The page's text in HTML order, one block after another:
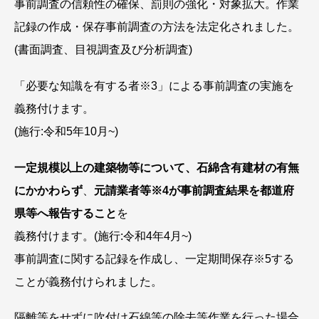
事前調査の信頼性の確保、罰則の強化・対象拡大。作業
記録の作成・保存事前調査の方法を法定化されました。
(書面調査、目視調査及び分析調査)
「必要な知識を有する者※3」による事前調査の実施を
義務付けます。
(施行:令和5年10月~)
一定規模以上の建築物等について、石綿含有建材の有無
にかかわらず
元請業者等※4が事前調査結果を都道府
県等へ報告すること を
義務付けます。(施行:令和4年4月~)
事前調査に関する記録を作成し、一定期間保存※5する
ことが義務付けられました。